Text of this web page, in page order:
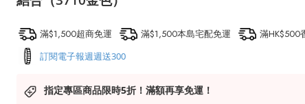
滿$1,500超商免運 滿$1,500本島宅配免運 滿HK$500
訂閱電子報週週送300
指定專區商品限時5折！滿額再享免運！